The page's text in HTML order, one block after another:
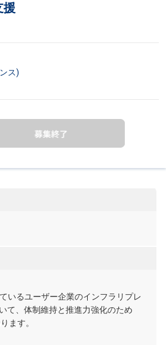
援
ス)
いるユーザー企業のインフラリプレ
て、体制維持と推進力強化のため
ます。